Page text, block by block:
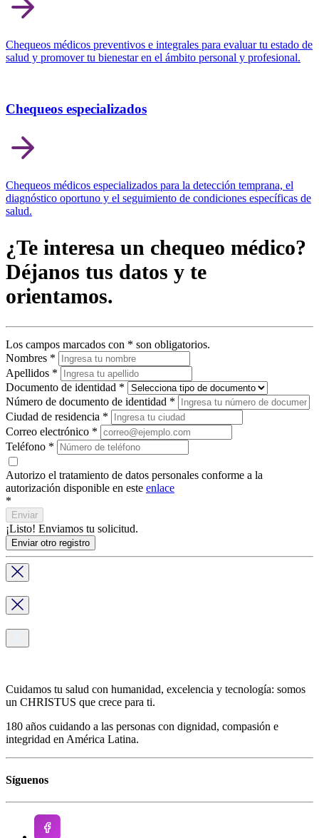
Chequeos médicos preventivos e integrales para evaluar tu estado de
salud y promover tu bienestar en el ámbito personal y profesional.
Chequeos especializados
Chequeos médicos especializados para la detección temprana, el
diagnóstico oportuno y el seguimiento de condiciones específicas de
salud.
¿Te interesa un chequeo médico?
Déjanos tus datos y te
orientamos.
Los campos marcados con * son obligatorios.
Nombres *
Apellidos *
Documento de identidad *
Número de documento de identidad *
Ciudad de residencia *
Correo electrónico *
Teléfono *
Autorizo el tratamiento de datos personales conforme a la
autorización disponible en este enlace
*
Enviar
¡Listo! Enviamos tu solicitud.
Enviar otro registro
Cuidamos tu salud con humanidad, excelencia y tecnología: somos
un CHRISTUS que crece para ti.
180 años cuidando a las personas con dignidad, compasión e
integridad en América Latina.
Síguenos